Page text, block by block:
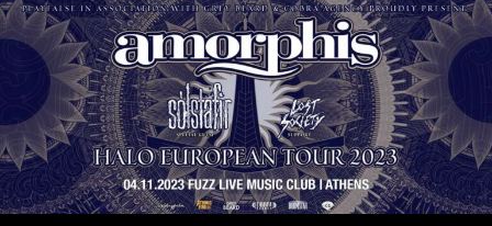
SÓLSTAFIR
&
LOST
SOCIETY
@FUZZ
LIVE
MUSIC
CLUB
04/11/2023